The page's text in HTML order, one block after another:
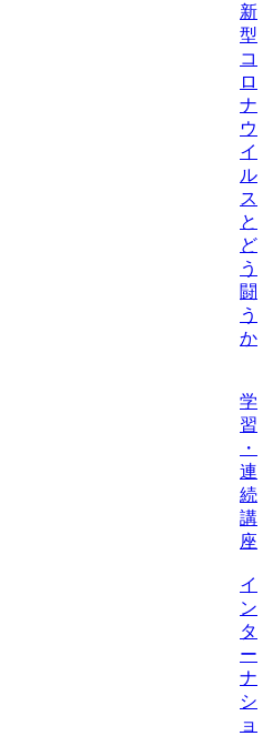
新
型
コ
ロ
ナ
ウ
イ
ル
ス
と
ど
う
闘
う
か
学
習
・
連
続
講
座
イ
ン
タ
ー
ナ
シ
ョ